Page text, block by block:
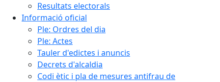
Resultats electorals
Informació oficial
Ple: Ordres del dia
Ple: Actes
Tauler d'edictes i anuncis
Decrets d'alcaldia
Codi ètic i pla de mesures antifrau de